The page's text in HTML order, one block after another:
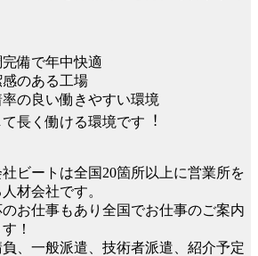
完備で年中快適
感のある⼯場
率の良い働きやすい環境
⻑く働ける環境です︕
ビートは全国20箇所以上に営業所を
材会社です。
お仕事もあり全国でお仕事のご案内
！
、一般派遣、技術者派遣、紹介予定